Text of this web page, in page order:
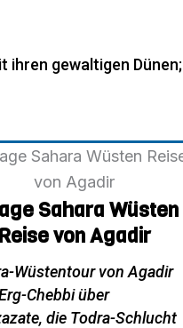
ihren gewaltigen Dünen;
Sahara Wüsten
Reise von Agadir
Wüstentour von Agadir
Chebbi über
die Todra-Schlucht